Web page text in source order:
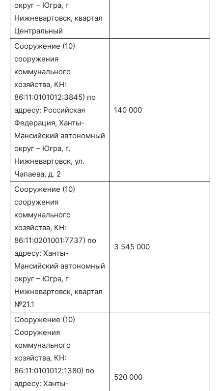
округ – Югра, г
Нижневартовск, квартал
Центральный
Сооружение (10)
сооружения
коммунального
хозяйства, КН:
86:11:0101012:3845) по
адресу: Российская
Федерация, Ханты-
Мансийский автономный
округ – Югра, г.
Нижневартовск, ул.
Чапаева, д. 2
140 000
Сооружение (10)
сооружения
коммунального
хозяйства, КН:
86:11:0201001:7737) по
адресу: Ханты-
Мансийский автономный
округ – Югра, г
Нижневартовск, квартал
№21.1
3 545 000
Сооружение (10)
Сооружения
коммунального
хозяйства, КН:
86:11:0101012:1380) по
адресу: Ханты-
520 000